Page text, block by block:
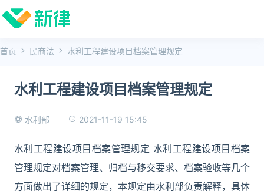
首页 民商法 水利工程建设项目档案管理规定
水利工程建设项目档案管理规定
水利部 2021-11-19 15:45
水利工程建设项目档案管理规定 水利工程建设项目档案
管理规定对档案管理、归档与移交要求、档案验收等几个
方面做出了详细的规定，本规定由水利部负责解释，具体